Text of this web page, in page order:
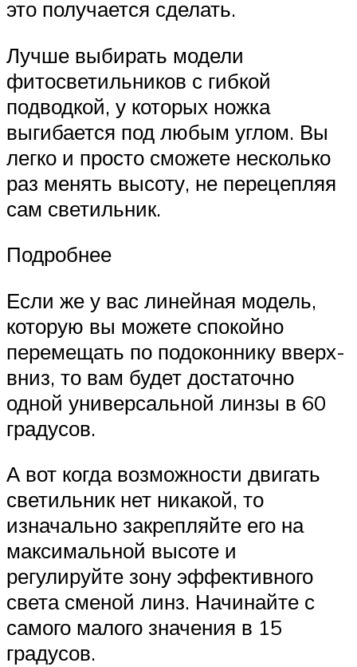
это получается сделать.
Лучше выбирать модели
фитосветильников с гибкой
подводкой, у которых ножка
выгибается под любым углом. Вы
легко и просто сможете несколько
раз менять высоту, не перецепляя
сам светильник.
Подробнее
Если же у вас линейная модель,
которую вы можете спокойно
перемещать по подоконнику вверх-
вниз, то вам будет достаточно
одной универсальной линзы в 60
градусов.
А вот когда возможности двигать
светильник нет никакой, то
изначально закрепляйте его на
максимальной высоте и
регулируйте зону эффективного
света сменой линз. Начинайте с
самого малого значения в 15
градусов.